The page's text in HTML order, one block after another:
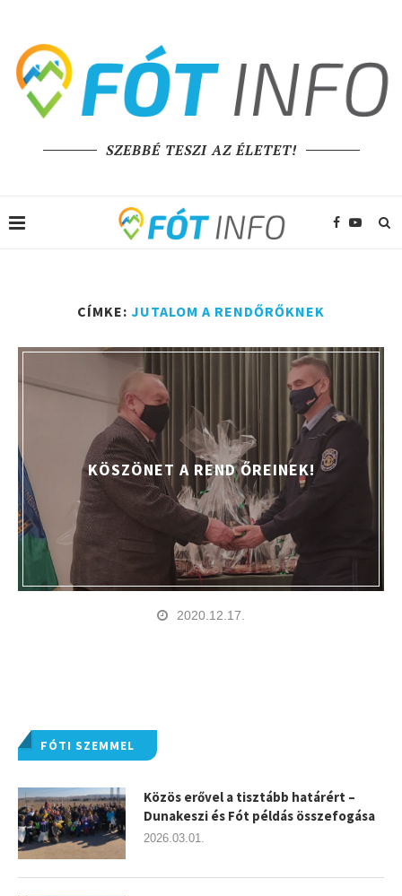
SZEBBÉ TESZI AZ ÉLETET!
CÍMKE: JUTALOM A RENDŐRŐKNEK
KÖSZÖNET A REND ŐREINEK!
2020.12.17.
FÓTI SZEMMEL
Közös erővel a tisztább határért –
Dunakeszi és Fót példás összefogása
2026.03.01.